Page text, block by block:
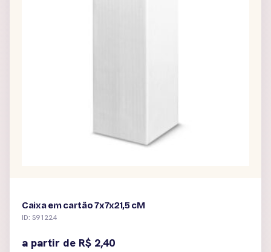
Caixa em cartão 7x7x21,5 cM
ID: S91224
a partir de R$ 2,40